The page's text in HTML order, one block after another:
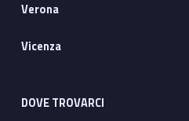
Verona
Vicenza
DOVE TROVARCI